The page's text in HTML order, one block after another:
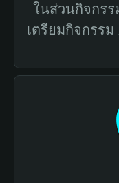
ในส่วนกิจกรร
เตรียมกิจกรรม